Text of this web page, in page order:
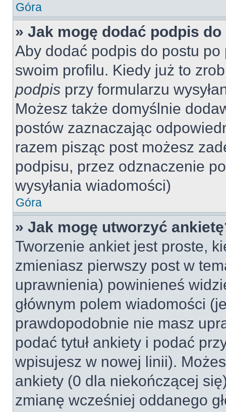
Góra
» Jak mogę dodać podpis
Aby dodać podpis do postu
swoim profilu. Kiedy już to
podpis przy formularzu
Możesz także domyślnie
postów zaznaczając
razem pisząc post możesz
podpisu, przez odznaczenie
wysyłania wiadomości)
Góra
» Jak mogę utworzyć
Tworzenie ankiet jest proste,
zmieniasz pierwszy post w
uprawnienia) powinieneś
głównym polem wiadomości
prawdopodobnie nie masz
podać tytuł ankiety i podać
wpisujesz w nowej linii).
ankiety (0 dla niekończącej
zmianę wcześniej oddanego